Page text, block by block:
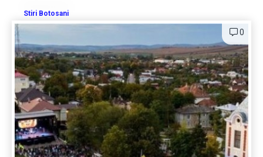
Stiri Botosani
0